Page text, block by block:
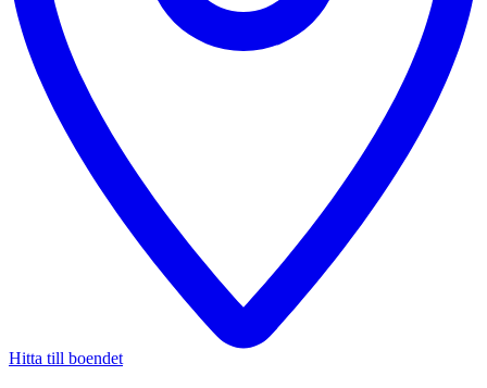
Hitta till boendet